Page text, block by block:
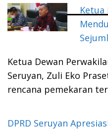
Ketua
Ketua Dewan
Seruyan, Zuli Eko
rencana pemekaran
DPRD Seruyan